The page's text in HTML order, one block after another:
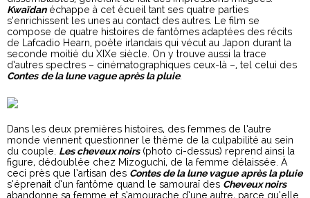
Kwaïdanéchappe à cet écueil tant ses quatre parties
s’enrichissent les unes au contact des autres. Le film se
compose de quatre histoires de fantômes adaptées des récits
de Lafcadio Hearn, poète irlandais qui vécut au Japon durant la
seconde moitié du XIXe siècle. On y trouve aussi la trace
d’autres spectres – cinématographiques ceux-là –, tel celui des
Contes de la lune vague après la pluie.
Dans les deux premières histoires, des femmes de l’autre
monde viennent questionner le thème de la culpabilité au sein
du couple. Les cheveux noirs(photo ci-dessus) reprend ainsi la
figure, dédoublée chez Mizoguchi, de la femme délaissée. À
ceci près que l’artisan des Contes de la lune vague après la pluie
s’éprenait d’un fantôme quand le samouraï des Cheveux noirs
abandonne sa femme et s’amourache d’une autre, parce qu’elle